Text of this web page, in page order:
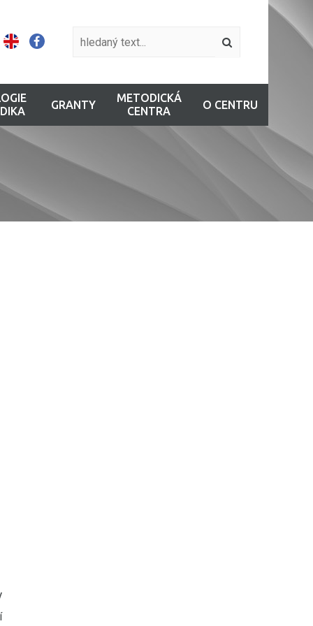
GRANTY
METODICKÁ
CENTRA
O CENTRU